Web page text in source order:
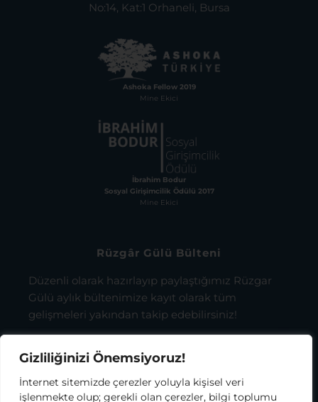
Gizliliğinizi Önemsiyoruz!
İnternet sitemizde çerezler yoluyla kişisel veri
işlenmekte olup; gerekli olan çerezler, bilgi toplumu
No:14, Kat:1 Orhaneli, Bursa
Ashoka Fellow 2019
Mine Ekici
İbrahim Bodur
Sosyal Girişimcilik Ödülü 2017
Mine Ekici
Rüzgâr Gülü Bülteni
Düzenli olarak hazırlayıp paylaştığımız Rüzgar
Gülü aylık bültenimize kayıt olarak tüm
gelişmeleri yakından takip edebilirsiniz!